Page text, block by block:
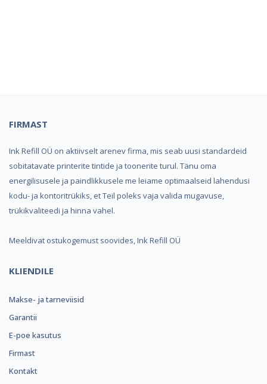
FIRMAST
Ink Refill OÜ on aktiivselt arenev firma, mis seab uusi standardeid
sobitatavate printerite tintide ja toonerite turul. Tänu oma
energilisusele ja paindlikkusele me leiame optimaalseid lahendusi
kodu- ja kontoritrükiks, et Teil poleks vaja valida mugavuse,
trükikvaliteedi ja hinna vahel.
Meeldivat ostukogemust soovides, Ink Refill OÜ
KLIENDILE
Makse- ja tarneviisid
Garantii
E-poe kasutus
Firmast
Kontakt